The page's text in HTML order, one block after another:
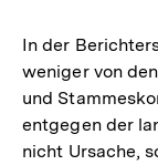
In der
weniger von
und
entgegen der
nicht Ursache,